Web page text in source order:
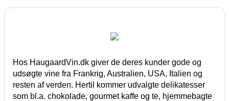
Hos HaugaardVin.dk giver de deres kunder gode og
udsøgte vine fra Frankrig, Australien, USA, Italien og
resten af verden. Hertil kommer udvalgte delikatesser
som bl.a. chokolade, gourmet kaffe og te, hjemmebagte